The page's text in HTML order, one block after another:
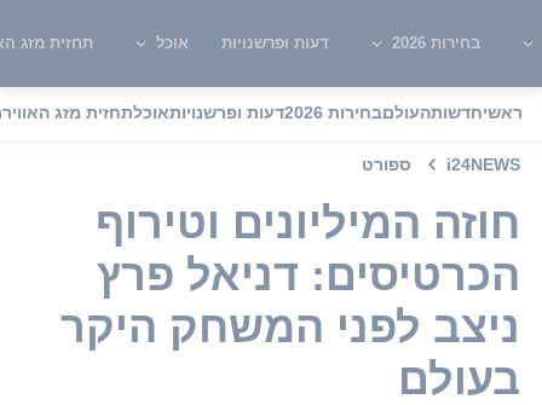
בחירות 2026 דעות ופרשנויות אוכל תחזית מזג
ראשיחדשותהעולםבחירות 2026 דעות ופרשנויותאוכלתחזית מזג האוויר
i24NEWS ספורט
חוזה המיליונים וטירוף
הכרטיסים: דניאל פרץ
ניצב לפני המשחק היקר
בעולם